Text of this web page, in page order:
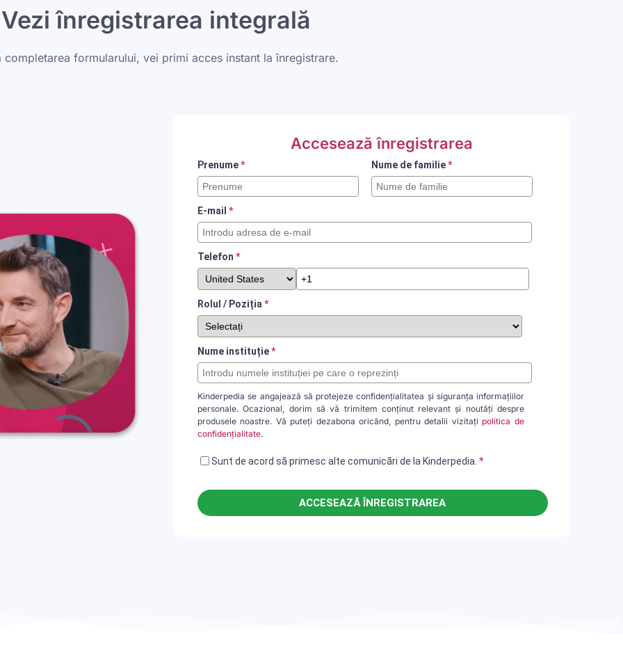
Vezi înregistrarea integrală
completarea formularului, vei primi acces instant la înregistrare.
Accesează înregistrarea
Prenume* Nume de familie*
E-mail *
Telefon *
Rolul / Poziția *
Nume instituție*
Kinderpedia se angajează să protejeze confidențialitatea și siguranța informațiilor
personale. Ocazional, dorim să vă trimitem conținut relevant și noutăți despre
produsele noastre. Vă puteți dezabona oricând, pentru detalii vizitați politica de
confidențialitate.
Sunt de acord să primesc alte comunicări de la Kinderpedia. *